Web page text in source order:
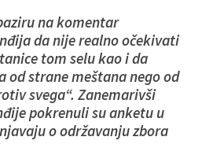
na komentar
da nije realno očekivati
tom selu kao i da
od strane meštana nego od
svega“. Zanemarivši
pokrenuli su anketu u
o održavanju zbora